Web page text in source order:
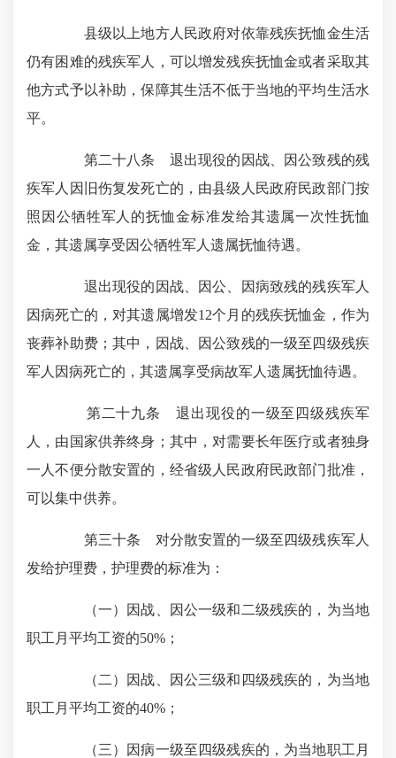
县级以上地方人民政府对依靠残疾抚恤金生活
仍有困难的残疾军人，可以增发残疾抚恤金或者采取其
他方式予以补助，保障其生活不低于当地的平均生活水
平。
第二十八条 退出现役的因战、因公致残的残
疾军人因旧伤复发死亡的，由县级人民政府民政部门按
照因公牺牲军人的抚恤金标准发给其遗属一次性抚恤
金，其遗属享受因公牺牲军人遗属抚恤待遇。
退出现役的因战、因公、因病致残的残疾军人
因病死亡的，对其遗属增发12个月的残疾抚恤金，作为
丧葬补助费；其中，因战、因公致残的一级至四级残疾
军人因病死亡的，其遗属享受病故军人遗属抚恤待遇。
第二十九条 退出现役的一级至四级残疾军
人，由国家供养终身；其中，对需要长年医疗或者独身
一人不便分散安置的，经省级人民政府民政部门批准，
可以集中供养。
第三十条 对分散安置的一级至四级残疾军人
发给护理费，护理费的标准为：
（一）因战、因公一级和二级残疾的，为当地
职工月平均工资的50%；
（二）因战、因公三级和四级残疾的，为当地
职工月平均工资的40%；
（三）因病一级至四级残疾的，为当地职工月